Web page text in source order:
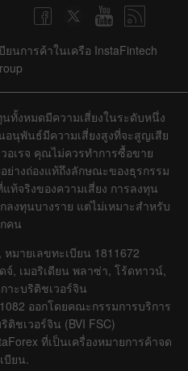
นการค้าในเครือ InstaFintech
นทั้งหมดมีความเสี่ยงในระดับหนึ่ง
นุพันธ์มีความเสี่ยงสูงที่จะสูญเสีย
วอเรจ คุณไม่ควรทำการซื้อขาย
ย่างถ่องแท้ถึงลักษณะของธุรกรรม
จริงของความเสี่ยง การลงทุน
งทุนบางราย แต่ไม่เหมาะสำหรับ
คน
มายเลขทะเบียน 1811672
จ์, เมอริเดียน พลาซ่า, โร้ดทาวน์,
าะบริติชเวอร์จิน
ออกโดยคณะกรรมการบริการ
ติชเวอร์จิน (BVI FSC)
ที่เป็นเครื่องหมายการค้าจด
บียน.